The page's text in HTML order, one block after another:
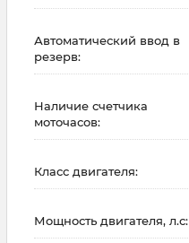
Автоматический ввод в
резерв:
Наличие счетчика
моточасов:
Класс двигателя:
Мощность двигателя, л.с: